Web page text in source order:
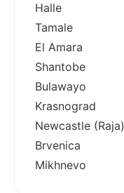
Halle
Tamale
El Amara
Shantobe
Bulawayo
Krasnograd
Newcastle (Raja)
Brvenica
Mikhnevo